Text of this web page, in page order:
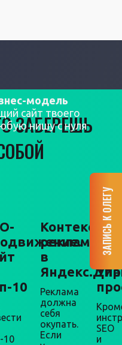
ЗАБЕРЕШЬ
10
10
реклама
в
Реклама
должна
себя
окупать.
Если
+
SEO
и
модель
сайт твоего
нишу с нуля
ЗАПИСЬ К ОЛЕГУ